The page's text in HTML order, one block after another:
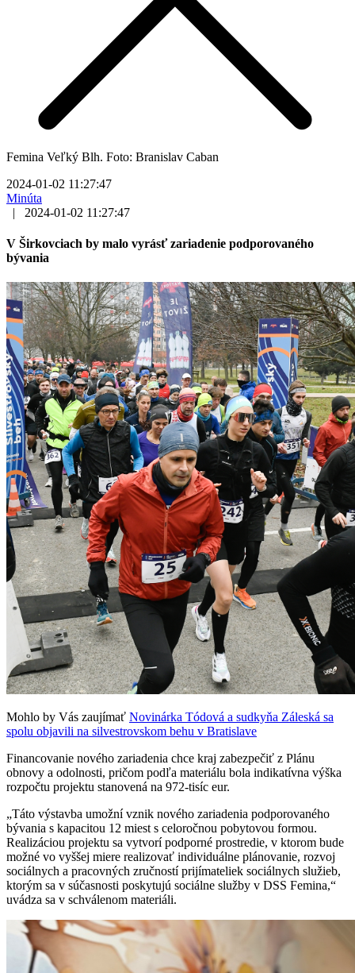
Femina Veľký Blh. Foto: Branislav Caban
2024-01-02 11:27:47
Minúta
|
2024-01-02 11:27:47
V Širkovciach by malo vyrásť zariadenie podporovaného
bývania
Mohlo by Vás zaujímať Novinárka Tódová a sudkyňa Záleská sa
spolu objavili na silvestrovskom behu v Bratislave
Financovanie nového zariadenia chce kraj zabezpečiť z Plánu
obnovy a odolnosti, pričom podľa materiálu bola indikatívna výška
rozpočtu projektu stanovená na 972-tisíc eur.
„Táto výstavba umožní vznik nového zariadenia podporovaného
bývania s kapacitou 12 miest s celoročnou pobytovou formou.
Realizáciou projektu sa vytvorí podporné prostredie, v ktorom bude
možné vo vyššej miere realizovať individuálne plánovanie, rozvoj
sociálnych a pracovných zručností prijímateliek sociálnych služieb,
ktorým sa v súčasnosti poskytujú sociálne služby v DSS Femina,“
uvádza sa v schválenom materiáli.